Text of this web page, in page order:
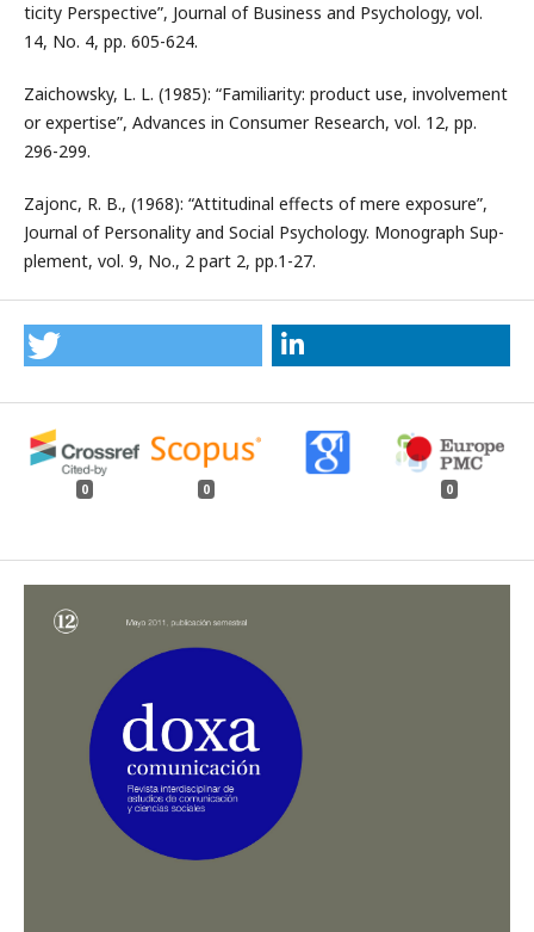
ticity Perspective”, Journal of Business and Psychology, vol.
14, No. 4, pp. 605-624.
Zaichowsky, L. L. (1985): “Familiarity: product use, involvement
or expertise”, Advances in Consumer Research, vol. 12, pp.
296-299.
Zajonc, R. B., (1968): “Attitudinal effects of mere exposure”,
Journal of Personality and Social Psychology. Monograph Sup-
plement, vol. 9, No., 2 part 2, pp.1-27.
0 0 0